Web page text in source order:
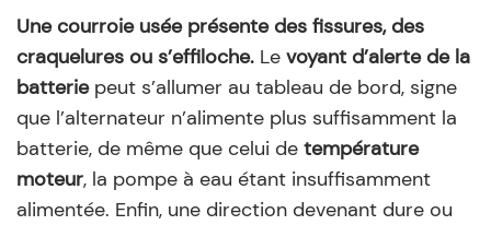
Une courroie usée présente des fissures, des
craquelures ou s’effiloche. Le voyant d’alerte de la
batteriepeut s’allumer au tableau de bord, signe
que l’alternateur n’alimente plus suffisamment la
batterie, de même que celui de température
moteur, la pompe à eau étant insuffisamment
alimentée. Enfin, une direction devenant dure ou